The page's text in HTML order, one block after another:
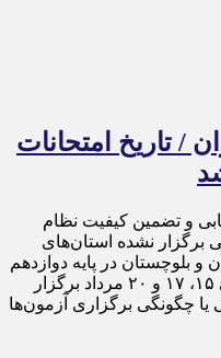
/ تاریخ امتحانات
و تضمین کیفیت نظام
برگزار نشده استان‌های
بلوچستان در پایه دوازدهم
را اعلام کرد. این امتحانات در روز‌های ۱۵، ۱۷ و ۲۰ مرداد برگزار
یا چگونگی برگزاری آزمون‌ها